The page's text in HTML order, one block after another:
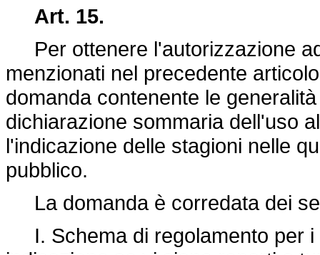
Art. 15.
Per ottenere l'autorizzazione
menzionati nel precedente
domanda contenente le
dichiarazione sommaria dell'uso
l'indicazione delle stagioni nelle
pubblico.
La domanda è corredata dei
I. Schema di regolamento per i